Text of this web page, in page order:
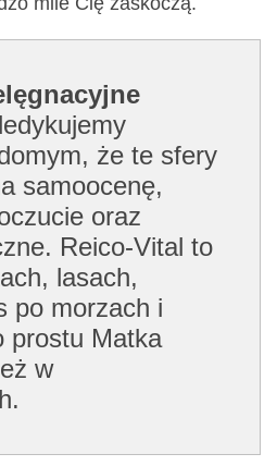
że te sfery
samoocenę,
oraz
Reico-Vital to
lasach,
po morzach i
prostu Matka
w